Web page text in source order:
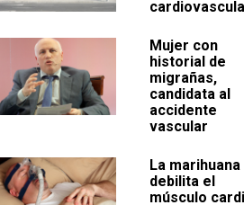
Mujer con
historial de
migrañas,
candidata al
accidente
vascular
La marihuana
debilita el
músculo